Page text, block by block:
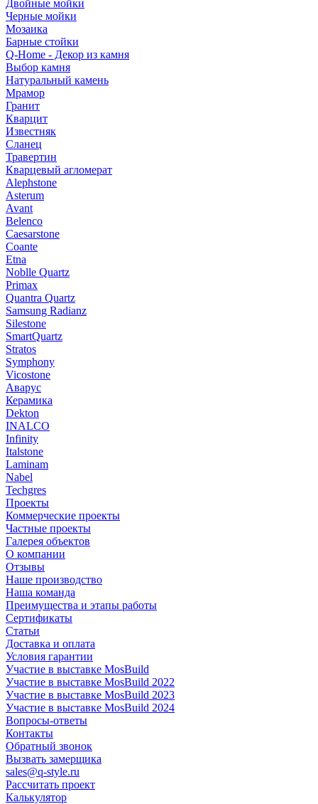
Двойные мойки
Черные мойки
Мозаика
Барные стойки
Q-Home - Декор из камня
Выбор камня
Натуральный камень
Мрамор
Гранит
Кварцит
Известняк
Сланец
Травертин
Кварцевый агломерат
Alephstone
Asterum
Avant
Belenco
Caesarstone
Coante
Etna
Noblle Quartz
Primax
Quantra Quartz
Samsung Radianz
Silestone
SmartQuartz
Stratos
Symphony
Vicostone
Аварус
Керамика
Dekton
INALCO
Infinity
Italstone
Laminam
Nabel
Techgres
Проекты
Коммерческие проекты
Частные проекты
Галерея объектов
О компании
Отзывы
Наше производство
Наша команда
Преимущества и этапы работы
Сертификаты
Статьи
Доставка и оплата
Условия гарантии
Участие в выставке MosBuild
Участие в выставке MosBuild 2022
Участие в выставке MosBuild 2023
Участие в выставке MosBuild 2024
Вопросы-ответы
Контакты
Обратный звонок
Вызвать замерщика
sales@q-style.ru
Рассчитать проект
Калькулятор